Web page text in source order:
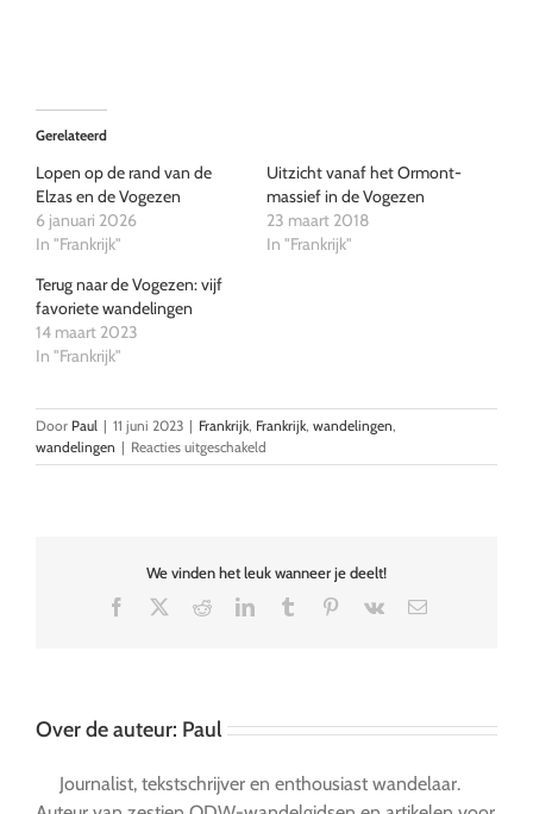
Gerelateerd
Lopen op de rand van de
Elzas en de Vogezen
6 januari 2026
In "Frankrijk"
Uitzicht vanaf het Ormont-
massief in de Vogezen
23 maart 2018
In "Frankrijk"
Terug naar de Vogezen: vijf
favoriete wandelingen
14 maart 2023
In "Frankrijk"
Door Paul | 11 juni 2023 | Frankrijk, Frankrijk, wandelingen,
wandelingen | Reacties uitgeschakeld
Van
Haut
Koenigsbourg
We vinden het leuk wanneer je deelt!
Facebook
RedditLinkedInTumblr Pinterest
Vk
E-
Over de auteur: Paul
Journalist, tekstschrijver en enthousiast wandelaar.